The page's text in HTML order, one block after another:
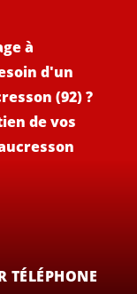
à
d'un
(92) ?
de vos
TÉLÉPHONE